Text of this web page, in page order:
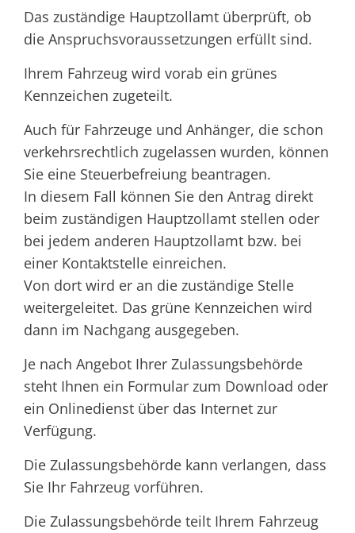
Das zuständige Hauptzollamt überprüft, ob
die Anspruchsvoraussetzungen erfüllt sind.
Ihrem Fahrzeug wird vorab ein grünes
Kennzeichen zugeteilt.
Auch für Fahrzeuge und Anhänger, die schon
verkehrsrechtlich zugelassen wurden, können
Sie eine Steuerbefreiung beantragen.
In diesem Fall können Sie den Antrag direkt
beim zuständigen Hauptzollamt stellen oder
bei jedem anderen Hauptzollamt bzw. bei
einer Kontaktstelle einreichen.
Von dort wird er an die zuständige Stelle
weitergeleitet. Das grüne Kennzeichen wird
dann im Nachgang ausgegeben.
Je nach Angebot Ihrer Zulassungsbehörde
steht Ihnen ein Formular zum Download oder
ein Onlinedienst über das Internet zur
Verfügung.
Die Zulassungsbehörde kann verlangen, dass
Sie Ihr Fahrzeug vorführen.
Die Zulassungsbehörde teilt Ihrem Fahrzeug